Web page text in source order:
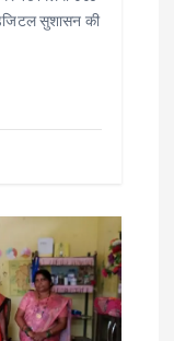
सुशासन की